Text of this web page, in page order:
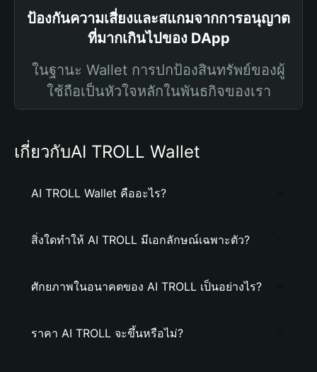
ป้องกันความเสี่ยงและสแกมจากการอนุญาต
ที่มากเกินไปของ DApp
ในฐานะ Wallet การปกป้องสินทรัพย์ของผู้
ใช้ถือเป็นหัวใจหลักในพันธกิจของเรา
เกี่ยวกับAI TROLL Wallet
AI TROLL Wallet คืออะไร?
สิ่งใดทำให้ AI TROLL มีเอกลักษณ์เฉพาะตัว?
ศักยภาพในอนาคตของ AI TROLL เป็นอย่างไร?
ราคา AI TROLL จะขึ้นหรือไม่?